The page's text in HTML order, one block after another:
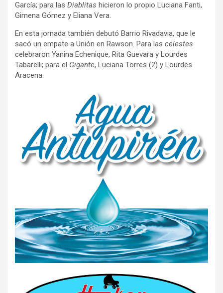
García; para las Diablitas hicieron lo propio Luciana Fanti,
Gimena Gómez y Eliana Vera.
En esta jornada también debutó Barrio Rivadavia, que le
sacó un empate a Unión en Rawson. Para las celestes
celebraron Yanina Echenique, Rita Guevara y Lourdes
Tabarelli; para el Gigante, Luciana Torres (2) y Lourdes
Aracena.